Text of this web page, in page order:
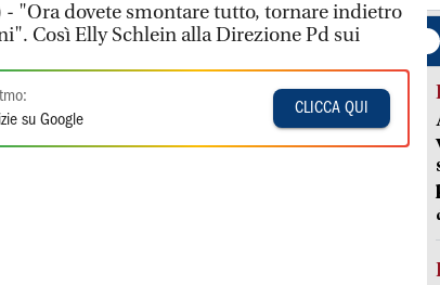
- "Ora dovete smontare tutto, tornare indietro
Così Elly Schlein alla Direzione Pd sui
su Google
CLICCA QUI